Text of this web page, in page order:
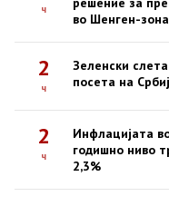
ч
во Шенген-
2
ч
Зеленски
посета на
2
ч
Инфлацијата
годишно ниво
2,3%